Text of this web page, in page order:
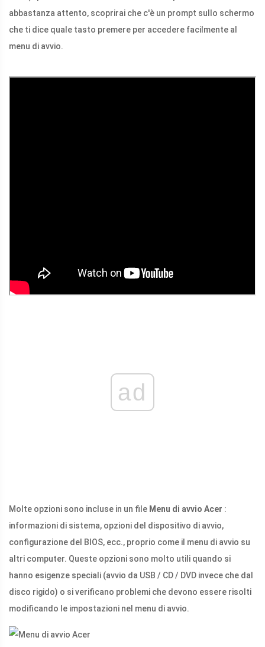
abbastanza attento, scoprirai che c'è un prompt sullo schermo
che ti dice quale tasto premere per accedere facilmente al
menu di avvio.
ad
Molte opzioni sono incluse in un file Menu di avvio Acer :
informazioni di sistema, opzioni del dispositivo di avvio,
configurazione del BIOS, ecc., proprio come il menu di avvio su
altri computer. Queste opzioni sono molto utili quando si
hanno esigenze speciali (avvio da USB / CD / DVD invece che dal
disco rigido) o si verificano problemi che devono essere risolti
modificando le impostazioni nel menu di avvio.